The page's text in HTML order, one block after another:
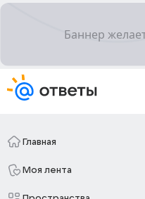
Главная
Моя лента